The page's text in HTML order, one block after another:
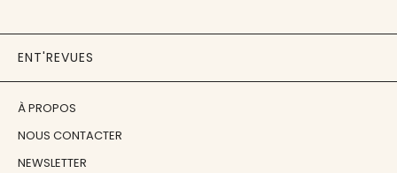
ENT'REVUES
À PROPOS
NOUS CONTACTER
NEWSLETTER